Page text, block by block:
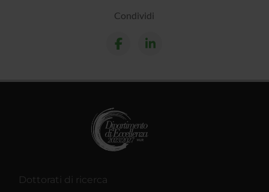
Condividi
Dottorati di ricerca